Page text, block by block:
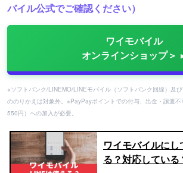
バイル公式でご確認ください）
ワイモバイル
オンラインショップ＞
※ソフトバンク/LINEMO/LINEモバイル（ソフトバンク回線）及
ののりかえは対象外。※PayPayポイントでの付与、出金・譲渡
550円）への加入が必要。
ワイモバイルに
る？対応している